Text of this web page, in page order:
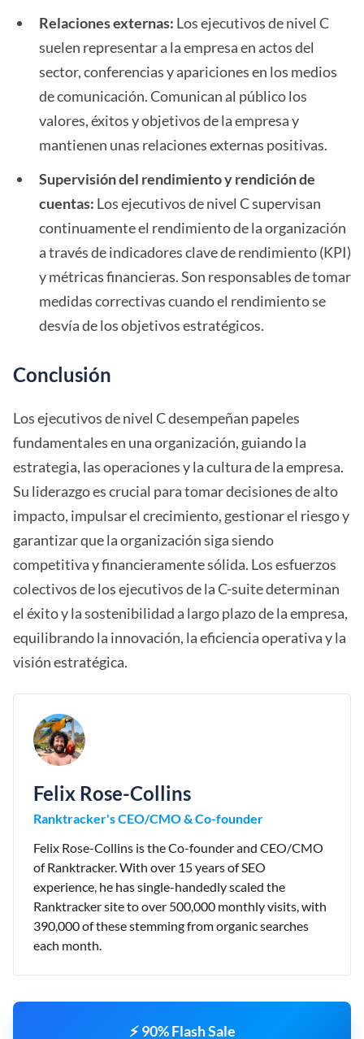
Relaciones externas: Los ejecutivos de nivel C
suelen representar a la empresa en actos del
sector, conferencias y apariciones en los medios
de comunicación. Comunican al público los
valores, éxitos y objetivos de la empresa y
mantienen unas relaciones externas positivas.
Supervisión del rendimiento y rendición de
cuentas: Los ejecutivos de nivel C supervisan
continuamente el rendimiento de la organización
a través de indicadores clave de rendimiento (KPI)
y métricas financieras. Son responsables de tomar
medidas correctivas cuando el rendimiento se
desvía de los objetivos estratégicos.
Conclusión
Los ejecutivos de nivel C desempeñan papeles
fundamentales en una organización, guiando la
estrategia, las operaciones y la cultura de la empresa.
Su liderazgo es crucial para tomar decisiones de alto
impacto, impulsar el crecimiento, gestionar el riesgo y
garantizar que la organización siga siendo
competitiva y financieramente sólida. Los esfuerzos
colectivos de los ejecutivos de la C-suite determinan
el éxito y la sostenibilidad a largo plazo de la empresa,
equilibrando la innovación, la eficiencia operativa y la
visión estratégica.
Felix Rose-Collins
Ranktracker's CEO/CMO & Co-founder
Felix Rose-Collins is the Co-founder and CEO/CMO
of Ranktracker. With over 15 years of SEO
experience, he has single-handedly scaled the
Ranktracker site to over 500,000 monthly visits, with
390,000 of these stemming from organic searches
each month.
⚡ 90% Flash Sale